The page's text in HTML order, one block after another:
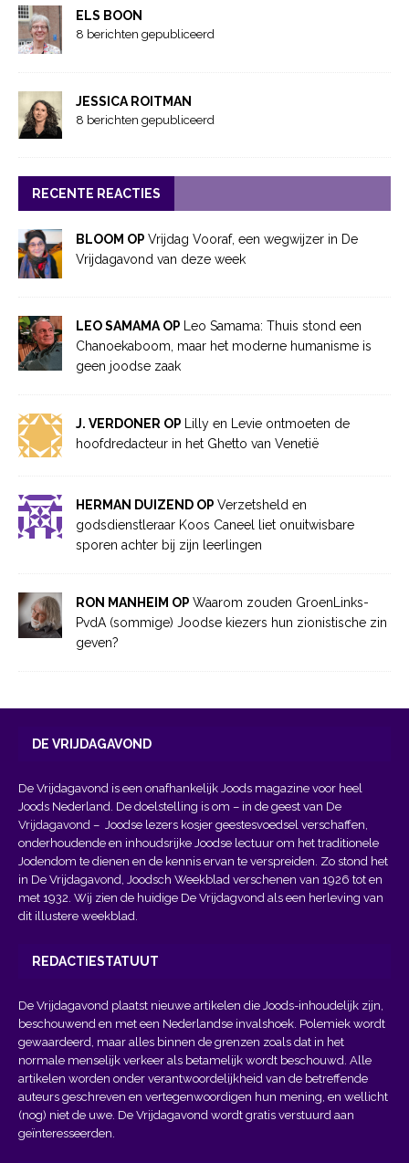
ELS BOON
8 berichten gepubliceerd
JESSICA ROITMAN
8 berichten gepubliceerd
RECENTE REACTIES
BLOOM OP Vrijdag Vooraf, een wegwijzer in De
Vrijdagavond van deze week
LEO SAMAMA OP Leo Samama: Thuis stond een
Chanoekaboom, maar het moderne humanisme is
geen joodse zaak
J. VERDONER OP Lilly en Levie ontmoeten de
hoofdredacteur in het Ghetto van Venetië
HERMAN DUIZEND OP Verzetsheld en
godsdienstleraar Koos Caneel liet onuitwisbare
sporen achter bij zijn leerlingen
RON MANHEIM OP Waarom zouden GroenLinks-
PvdA (sommige) Joodse kiezers hun zionistische zin
geven?
DE VRIJDAGAVOND
De Vrijdagavond is een onafhankelijk Joods magazine voor heel
Joods Nederland. De doelstelling is om – in de geest van De
Vrijdagavond – Joodse lezers kosjer geestesvoedsel verschaffen,
onderhoudende en inhoudsrijke Joodse lectuur om het traditionele
Jodendom te dienen en de kennis ervan te verspreiden. Zo stond het
in De Vrijdagavond, Joodsch Weekblad verschenen van 1926 tot en
met 1932. Wij zien de huidige De Vrijdagvond als een herleving van
dit illustere weekblad.
REDACTIESTATUUT
De Vrijdagavond plaatst nieuwe artikelen die Joods-inhoudelijk zijn,
beschouwend en met een Nederlandse invalshoek. Polemiek wordt
gewaardeerd, maar alles binnen de grenzen zoals dat in het
normale menselijk verkeer als betamelijk wordt beschouwd. Alle
artikelen worden onder verantwoordelijkheid van de betreffende
auteurs geschreven en vertegenwoordigen hun mening, en wellicht
(nog) niet de uwe. De Vrijdagavond wordt gratis verstuurd aan
geïnteresseerden.